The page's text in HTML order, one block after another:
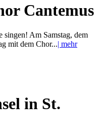
Cantemus
singen! Am Samstag, dem
mit dem Chor...| mehr
in St.